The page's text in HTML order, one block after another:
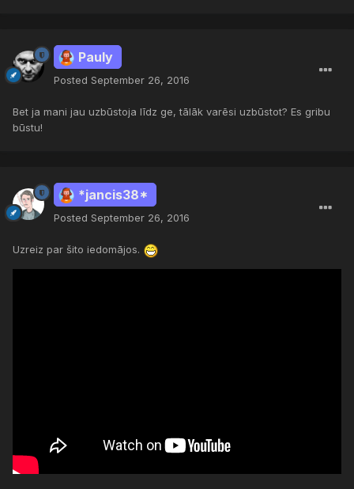
Pauly
Posted September 26, 2016
Bet ja mani jau uzbūstoja līdz ge, tālāk varēsi uzbūstot? Es gribu
būstu!
*jancis38*
Posted September 26, 2016
Uzreiz par šito iedomājos.